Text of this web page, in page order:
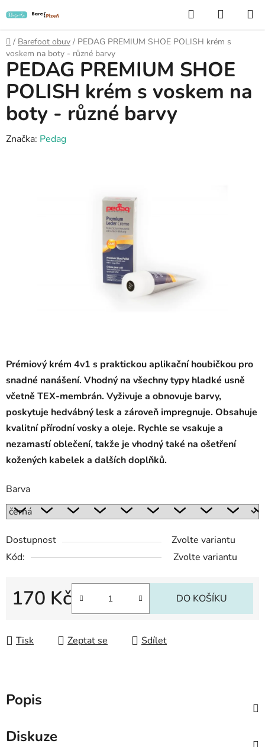
na
obsah
Hledat
KOŠÍK
Domů
/ Barefoot obuv / PEDAG PREMIUM SHOE POLISH krém s
voskem na boty - různé barvy
Prémiový krém 4v1 s praktickou aplikační houbičkou pro
snadné nanášení. Vhodný na všechny typy hladké usně
včetně TEX-membrán. Vyživuje a obnovuje barvy,
poskytuje hedvábný lesk a zároveň impregnuje. Obsahuje
kvalitní přírodní vosky a oleje. Rychle se vsakuje a
nezamastí oblečení, takže je vhodný také na ošetření
kožených kabelek a dalších doplňků.
Barva
Dostupnost
Zvolte variantu
Kód:
Zvolte variantu
170 Kč DO KOŠÍKU
Tisk Zeptat se Sdílet
PEDAG PREMIUM SHOE
POLISH krém s voskem na
boty - různé barvy
Značka: Pedag
Popis
Diskuze